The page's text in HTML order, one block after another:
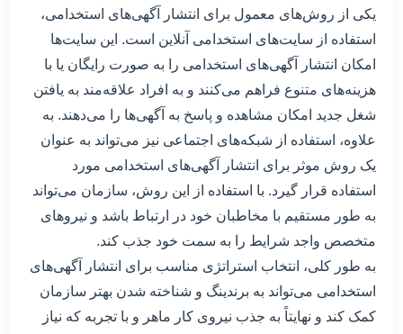
یکی از روش‌های معمول برای انتشار آگهی‌های استخدامی،
استفاده از سایت‌های استخدامی آنلاین است. این سایت‌ها
امکان انتشار آگهی‌های استخدامی را به صورت رایگان یا با
هزینه‌های متنوع فراهم می‌کنند و به افراد علاقه‌مند به یافتن
شغل جدید امکان مشاهده و پاسخ به آگهی‌ها را می‌دهند. به
علاوه، استفاده از شبکه‌های اجتماعی نیز می‌تواند به عنوان
یک روش موثر برای انتشار آگهی‌های استخدامی مورد
استفاده قرار گیرد. با استفاده از این روش، سازمان می‌تواند
به طور مستقیم با مخاطبان خود در ارتباط باشد و نیروهای
متخصص واجد شرایط را به سمت خود جذب کند.
به طور کلی، انتخاب استراتژی مناسب برای انتشار آگهی‌های
استخدامی می‌تواند به برندینگ و شناخته شدن بهتر سازمان
کمک کند و نهایتاً به جذب نیروی کار ماهر و با تجربه که نیاز